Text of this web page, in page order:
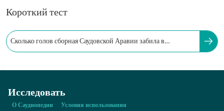
Короткий тест
Сколько голов сборная Саудовской Аравии забила в
Исследовать
О Саудиопедии
Условия использования